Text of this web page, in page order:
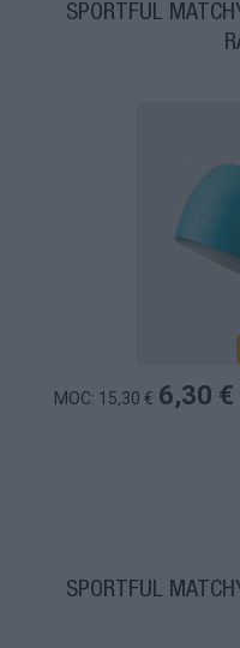
SPORTFUL
MOC: 15,30 € 6,30 €
SPORTFUL